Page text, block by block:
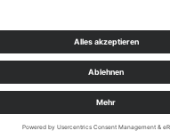
Am Großen Stein